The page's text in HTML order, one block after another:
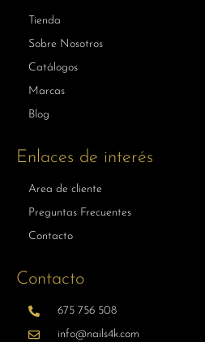
Tienda
Sobre Nosotros
Catálogos
Marcas
Blog
Enlaces de interés
Area de cliente
Preguntas Frecuentes
Contacto
Contacto
675 756 508
info@nails4k.com